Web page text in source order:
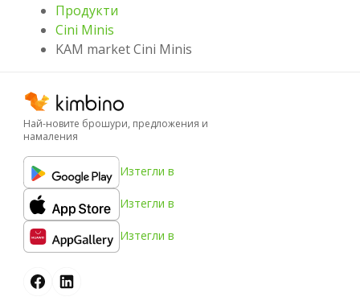
Продукти
Cini Minis
KAM market Cini Minis
Най-новите брошури, предложения и
намаления
Изтегли в
Изтегли в
Изтегли в